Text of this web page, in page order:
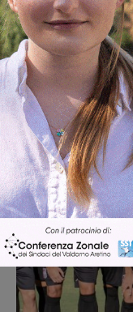
Il Montevarchi
in amichevole
Calcio 8 Agosto 2026
Ultime Calcio